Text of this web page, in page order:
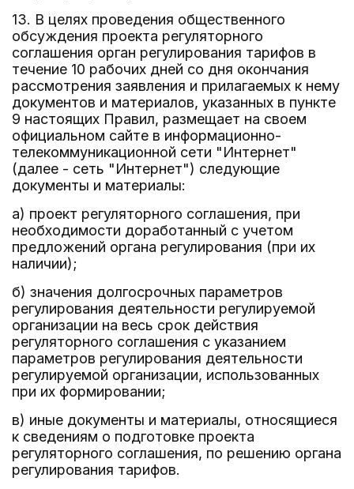
13. В целях проведения общественного
обсуждения проекта регуляторного
соглашения орган регулирования тарифов в
течение 10 рабочих дней со дня окончания
рассмотрения заявления и прилагаемых к нему
документов и материалов, указанных в пункте
9 настоящих Правил, размещает на своем
официальном сайте в информационно-
телекоммуникационной сети "Интернет"
(далее - сеть "Интернет") следующие
документы и материалы:
а) проект регуляторного соглашения, при
необходимости доработанный с учетом
предложений органа регулирования (при их
наличии);
б) значения долгосрочных параметров
регулирования деятельности регулируемой
организации на весь срок действия
регуляторного соглашения с указанием
параметров регулирования деятельности
регулируемой организации, использованных
при их формировании;
в) иные документы и материалы, относящиеся
к сведениям о подготовке проекта
регуляторного соглашения, по решению органа
регулирования тарифов.